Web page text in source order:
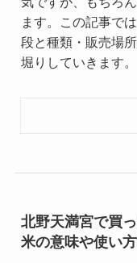
ます。この記事で
段と種類・販売場
堀りしていきます。
北野天満宮で買
米の意味や使い